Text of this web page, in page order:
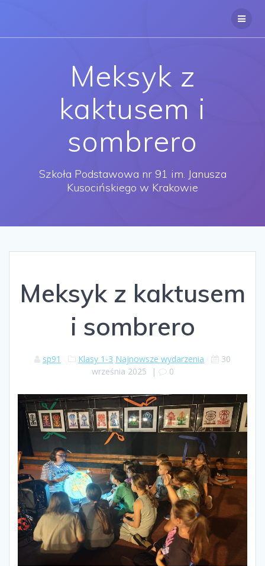
Meksyk z
kaktusem i
sombrero
Szkoła Podstawowa nr 91 im. Janusza
Kusocińskiego w Krakowie
Meksyk z kaktusem
i sombrero
sp91 Klasy 1-3 Najnowsze wydarzenia
30
września 2025 | 0